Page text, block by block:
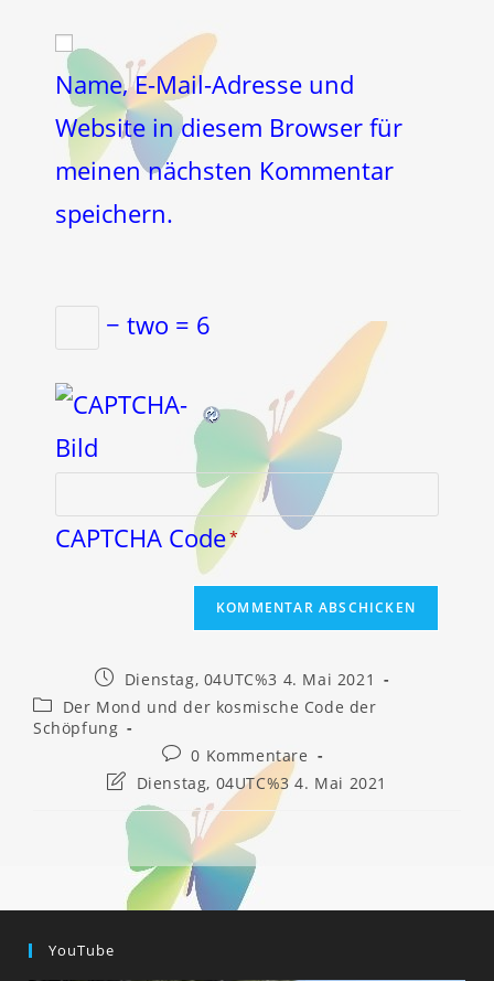
zum
Kommentieren
ein
URL
ein
(optional)
Name, E-Mail-Adresse und
Website in diesem Browser für
meinen nächsten Kommentar
speichern.
− two = 6
CAPTCHA Code*
Beitrag
veröffentlicht:
Dienstag, 04UTC%3 4. Mai 2021
Beitrags-
Kategorie:
Der Mond und der kosmische Code der
Schöpfung
Beitrags-
Kommentare:
0 Kommentare
Beitrag
zuletzt
geändert
am:
Dienstag, 04UTC%3 4. Mai 2021
YouTube